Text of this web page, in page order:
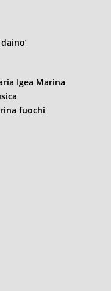
Igea Marina
fuochi